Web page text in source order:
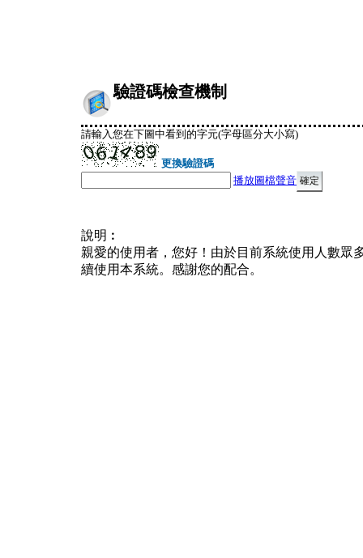
驗證碼檢查機制
請輸入您在下圖中看到的字元(字母區分大小寫)
更換驗證碼
播放圖檔聲音
說明︰
親愛的使用者，您好！由於目前系統使用人數眾
續使用本系統。感謝您的配合。